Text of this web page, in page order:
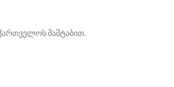
მაშტაბით.